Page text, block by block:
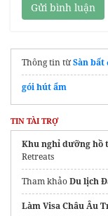
Gửi bình luận
Thông tin từSàn bất
gói hút ẩm
TIN TÀI TRỢ
Khu nghỉ dưỡng hồ
Retreats
Tham khảoDu lịch
Làm Visa Châu Âu